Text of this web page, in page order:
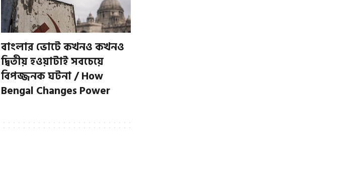
বাংলার ভোটে কখনও কখনও
দ্বিতীয় হওয়াটাই সবচেয়ে
বিপজ্জনক ঘটনা / How
Bengal Changes Power